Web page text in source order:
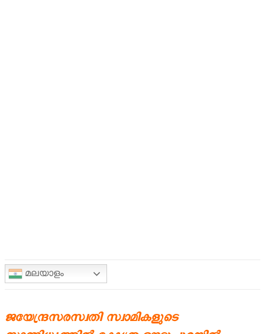
മലയാളം
ജയേന്ദ്രസരസ്വതി സ്വാമികളുടെ